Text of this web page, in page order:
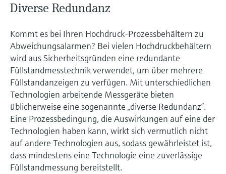
Device Viewer
Dokumente finden
Ersatzteilsuche
Ersatzteile anhand von Produktwurzel,
Bestellcode oder Seriennummer finden
Alle ansehen
Aluminium & Chromat
Prozessphotometer
Mikrowellentransmission
Memosens-Technologie
Alle ansehen
Diverse Redundanz
Kommt es bei Ihren Hochdruck-Prozessbehältern zu
Abweichungsalarmen? Bei vielen Hochdruckbehältern
wird aus Sicherheitsgründen eine redundante
Füllstandmesstechnik verwendet, um über mehrere
Füllstandanzeigen zu verfügen. Mit unterschiedlichen
Technologien arbeitende Messgeräte bieten
üblicherweise eine sogenannte „diverse Redundanz“.
Eine Prozessbedingung, die Auswirkungen auf eine der
Technologien haben kann, wirkt sich vermutlich nicht
auf andere Technologien aus, sodass gewährleistet ist,
dass mindestens eine Technologie eine zuverlässige
Füllstandmessung bereitstellt.